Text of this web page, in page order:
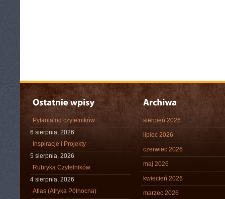
Pytania od czytelników
6 sierpnia, 2026
Inspiracje i Projekty
5 sierpnia, 2026
Rubryka Czytelników
4 sierpnia, 2026
Atlas (Afryka Północna)
sierpień 2026
lipiec 2026
czerwiec 2026
maj 2026
kwiecień 2026
marzec 2026